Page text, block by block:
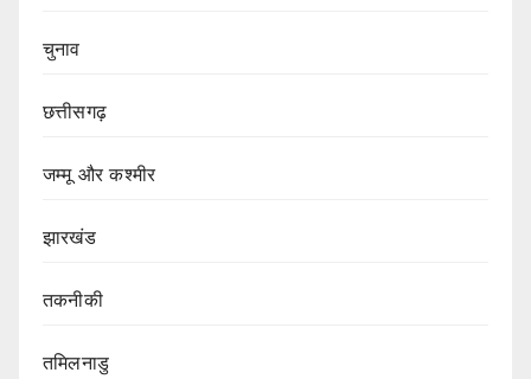
चुनाव
छत्तीसगढ़
जम्मू और कश्मीर
झारखंड
तकनीकी
तमिलनाडु